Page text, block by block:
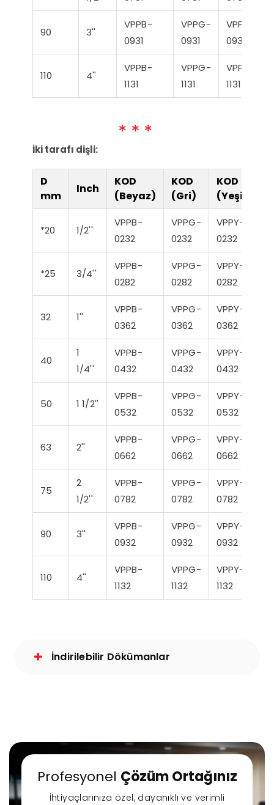
90 3''
VPPB-
0931
VPPG-
0931
VPPY-
0931
110 4''
VPPB-
1131
VPPG-
1131
VPPY-
1131
İki tarafı dişli:
D
mm
Inch
KOD
(Beyaz)
KOD
(Gri)
KOD
(Yeşil)
*20 1/2''
VPPB-
0232
VPPG-
0232
VPPY-
0232
*25 3/4''
VPPB-
0282
VPPG-
0282
VPPY-
0282
32 1''
VPPB-
0362
VPPG-
0362
VPPY-
0362
40
1
1/4''
VPPB-
0432
VPPG-
0432
VPPY-
0432
50 1 1/2''
VPPB-
0532
VPPG-
0532
VPPY-
0532
63 2''
VPPB-
0662
VPPG-
0662
VPPY-
0662
75
2
1/2''
VPPB-
0782
VPPG-
0782
VPPY-
0782
90 3''
VPPB-
0932
VPPG-
0932
VPPY-
0932
110 4''
VPPB-
1132
VPPG-
1132
VPPY-
1132
İndirilebilir Dökümanlar
Profesyonel Çözüm Ortağınız
İhtiyaçlarınıza özel, dayanıklı ve verimli